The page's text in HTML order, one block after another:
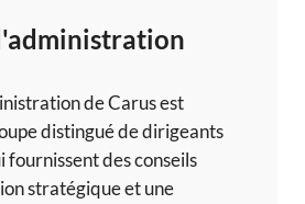
de Carus est
distingué de dirigeants
fournissent des conseils
stratégique et une